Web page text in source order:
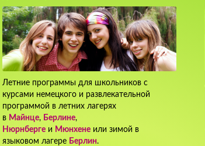
Летние программы для школьников с
курсами немецкого и развлекательной
программой в летних лагерях
в Майнце, Берлине,
Нюрнбергеи Мюнхенеили зимой в
языковом лагере Берлин.